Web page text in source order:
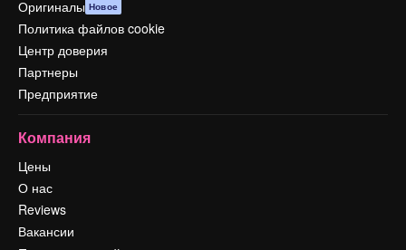
Оригиналы Новое
Политика файлов cookie
Центр доверия
Партнеры
Предприятие
Компания
Цены
О нас
Reviews
Вакансии